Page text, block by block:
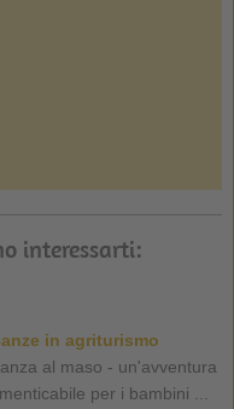
interessarti:
in agriturismo
al maso - un'avventura
per i bambini ...